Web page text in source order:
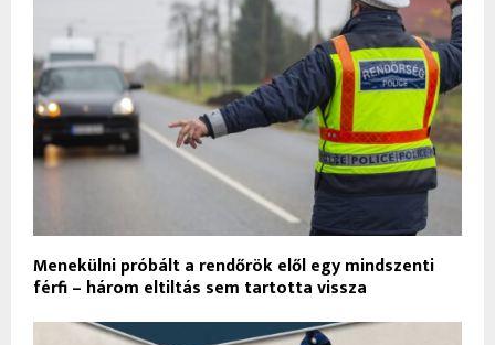
Menekülni próbált a rendőrök elől egy mindszenti
férfi – három eltiltás sem tartotta vissza